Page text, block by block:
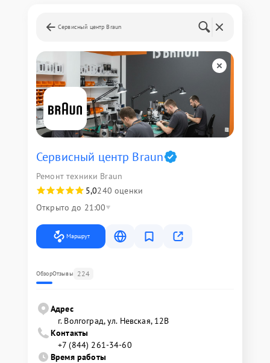
Сервисный центр Braun
Сервисный центр Braun
Ремонт техники Braun
5,0240 оценки
Открыто до 21:00
Маршрут
ОбзорОтзывы 224
Адрес
г. Волгоград, ул. Невская, 12В
Контакты
+7 (844) 261-34-60
Время работы